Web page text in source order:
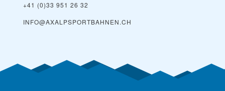
+41 (0)33 951 26 32
INFO@AXALPSPORTBAHNEN.CH